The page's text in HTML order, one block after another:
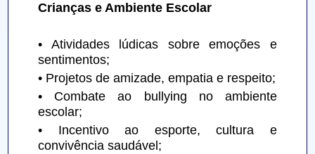
Crianças e Ambiente Escolar
• Atividades lúdicas sobre emoções e
sentimentos;
• Projetos de amizade, empatia e respeito;
• Combate ao bullying no ambiente
escolar;
• Incentivo ao esporte, cultura e
convivência saudável;